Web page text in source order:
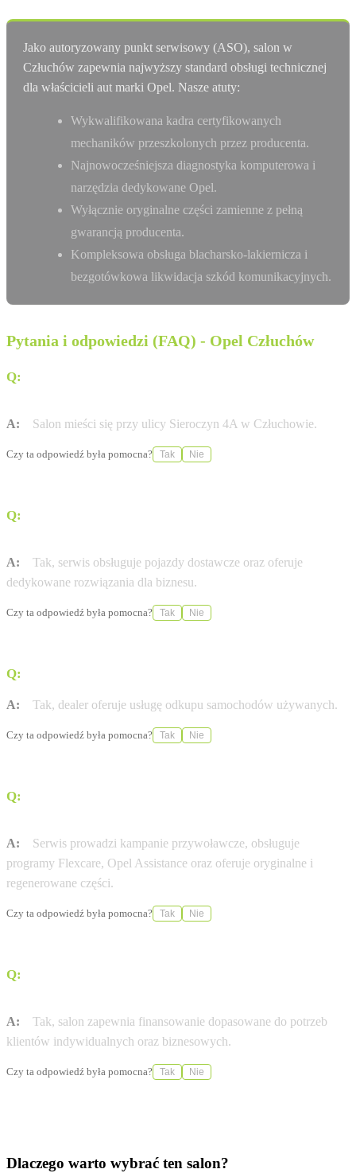
Jako autoryzowany punkt serwisowy (ASO), salon w
Człuchów zapewnia najwyższy standard obsługi technicznej
dla właścicieli aut marki Opel. Nasze atuty:
Wykwalifikowana kadra certyfikowanych
mechaników przeszkolonych przez producenta.
Najnowocześniejsza diagnostyka komputerowa i
narzędzia dedykowane Opel.
Wyłącznie oryginalne części zamienne z pełną
gwarancją producenta.
Kompleksowa obsługa blacharsko-lakiernicza i
bezgotówkowa likwidacja szkód komunikacyjnych.
Pytania i odpowiedzi (FAQ) - Opel Człuchów
Q:
A: Salon mieści się przy ulicy Sieroczyn 4A w Człuchowie.
Czy ta odpowiedź była pomocna? Tak Nie
Q:
A:
Tak, serwis obsługuje pojazdy dostawcze oraz oferuje
dedykowane rozwiązania dla biznesu.
Czy ta odpowiedź była pomocna? Tak Nie
Q:
A: Tak, dealer oferuje usługę odkupu samochodów używanych.
Czy ta odpowiedź była pomocna? Tak Nie
Q:
A:
Serwis prowadzi kampanie przywoławcze, obsługuje
programy Flexcare, Opel Assistance oraz oferuje oryginalne i
regenerowane części.
Czy ta odpowiedź była pomocna? Tak Nie
Q:
A:
Tak, salon zapewnia finansowanie dopasowane do potrzeb
klientów indywidualnych oraz biznesowych.
Czy ta odpowiedź była pomocna? Tak Nie
Dlaczego warto wybrać ten salon?